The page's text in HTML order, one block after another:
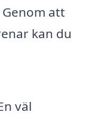
att
kan du
väl